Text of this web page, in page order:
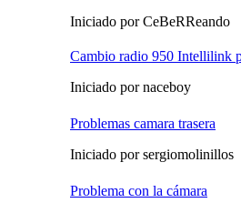
Iniciado por CeBeRReando
Cambio radio 950 Intellilink
Iniciado por naceboy
Problemas camara trasera
Iniciado por sergiomolinillos
Problema con la cámara